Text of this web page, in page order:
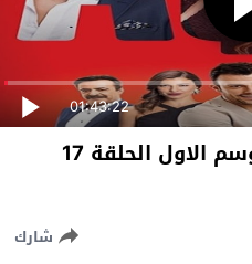
01:43:22
الاول الحلقة 17
شارك